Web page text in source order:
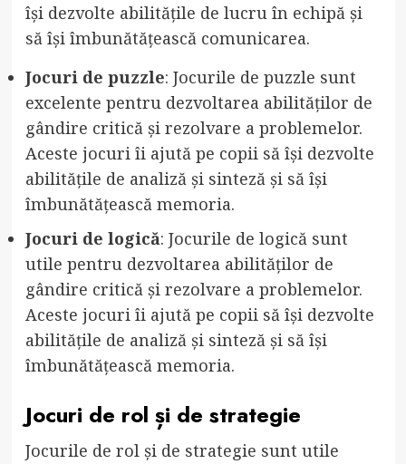
își dezvolte abilitățile de lucru în echipă și
să își îmbunătățească comunicarea.
Jocuri de puzzle: Jocurile de puzzle sunt
excelente pentru dezvoltarea abilităților de
gândire critică și rezolvare a problemelor.
Aceste jocuri îi ajută pe copii să își dezvolte
abilitățile de analiză și sinteză și să își
îmbunătățească memoria.
Jocuri de logică: Jocurile de logică sunt
utile pentru dezvoltarea abilităților de
gândire critică și rezolvare a problemelor.
Aceste jocuri îi ajută pe copii să își dezvolte
abilitățile de analiză și sinteză și să își
îmbunătățească memoria.
Jocuri de rol și de strategie
Jocurile de rol și de strategie sunt utile